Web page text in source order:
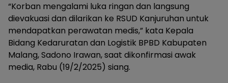
“Korban mengalami luka ringan dan langsung
dievakuasi dan dilarikan ke RSUD Kanjuruhan untuk
mendapatkan perawatan medis,” kata Kepala
Bidang Kedaruratan dan Logistik BPBD Kabupaten
Malang, Sadono Irawan, saat dikonfirmasi awak
media, Rabu (19/2/2025) siang.